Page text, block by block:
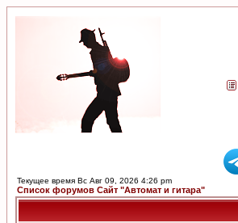
Текущее время Вс Авг 09, 2026 4:26 pm
Список форумов Сайт "Автомат и гитара"